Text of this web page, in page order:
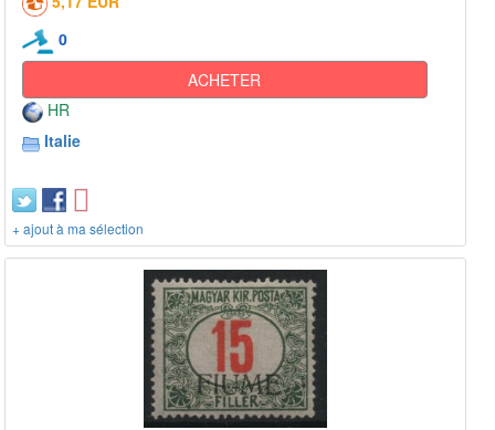
0
ACHETER
HR
Italie
+ ajout à ma sélection